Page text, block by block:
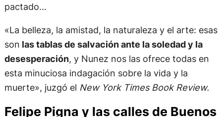
pactado…
«La belleza, la amistad, la naturaleza y el arte: esas
son las tablas de salvación ante la soledad y la
desesperación, y Nunez nos las ofrece todas en
esta minuciosa indagación sobre la vida y la
muerte», juzgó el New York Times Book Review.
Felipe Pigna y las calles de Buenos